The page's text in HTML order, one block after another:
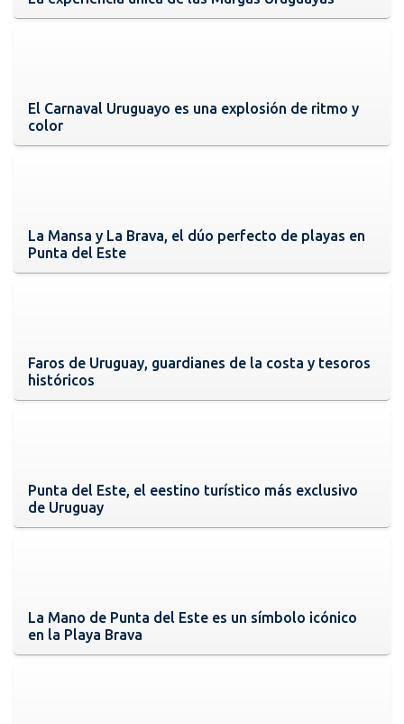
El Carnaval Uruguayo es una explosión de ritmo y
color
La Mansa y La Brava, el dúo perfecto de playas en
Punta del Este
Faros de Uruguay, guardianes de la costa y tesoros
históricos
Punta del Este, el eestino turístico más exclusivo
de Uruguay
La Mano de Punta del Este es un símbolo icónico
en la Playa Brava